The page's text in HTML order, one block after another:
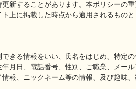
更新することがあります。本ポリシーの
上に掲載した時点から適用されるものと
できる情報をいい、氏名をはじめ、特定
月日、電話番号、性別、ご職業、メー
報、ニックネーム等の情報、及び趣味